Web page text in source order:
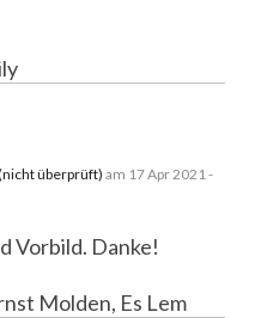
überprüft) am 17 Apr 2021 -
Vorbild. Danke!
Molden, Es Lem